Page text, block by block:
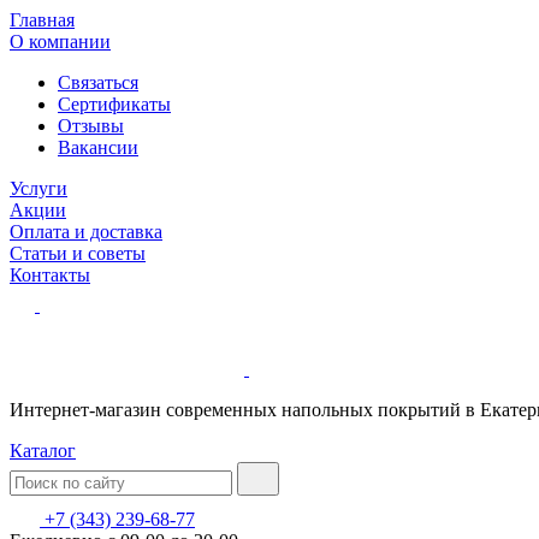
Главная
О компании
Связаться
Сертификаты
Отзывы
Вакансии
Услуги
Акции
Оплата и доставка
Статьи и советы
Контакты
Интернет-магазин современных напольных покрытий в
Каталог
+7 (343) 239-68-77